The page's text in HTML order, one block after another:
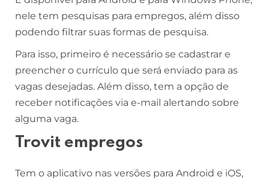
nele tem pesquisas para empregos, além disso
podendo filtrar suas formas de pesquisa.
Para isso, primeiro é necessário se cadastrar e
preencher o currículo que será enviado para as
vagas desejadas. Além disso, tem a opção de
receber notificações via e-mail alertando sobre
alguma vaga.
Trovit empregos
Tem o aplicativo nas versões para Android e iOS,